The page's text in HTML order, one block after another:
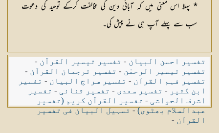
* پہلا اس معنی میں کہ آبائی دین کی مخالفت کرکے توحید کی دعوت
سب سے پہلے آپ ہی نے پیش کی۔
تفسیر احسن البیان - تفسیر تیسیر القرآن -
تفسیر تیسیر الرحمٰن - تفسیر ترجمان القرآن -
تفسیر فہم القرآن - تفسیر سراج البیان - تفسیر
ابن کثیر - تفسیر سعدی - تفسیر ثنائی - تفسیر
اشرف الحواشی - تفسیر القرآن کریم (تفسیر
عبدالسلام بھٹوی)-تسہیل البیان فی تفسیر
القرآن -